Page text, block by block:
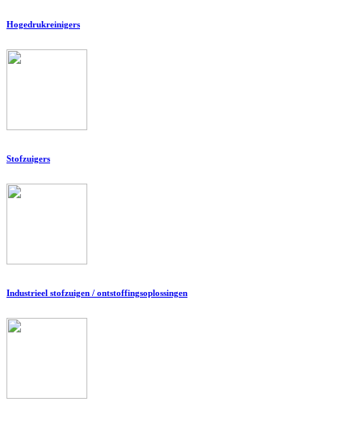
Hogedrukreinigers
Stofzuigers
Industrieel stofzuigen / ontstoffingsoplossingen